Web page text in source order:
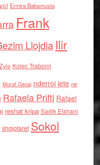
Ermira Babamusta
Frank
Llojdia Ilir
Kolec Traboini
Murat Gecaj nderroi jete ne
Rafaela Prifti Rafael
reshat kripa Sadik Elshani
shqiptaret Sokol